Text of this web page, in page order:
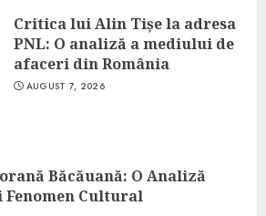
Critica lui Alin Tișe la adresa
PNL: O analiză a mediului de
afaceri din România
AUGUST 7, 2026
Băcăuană: O Analiză
Cultural